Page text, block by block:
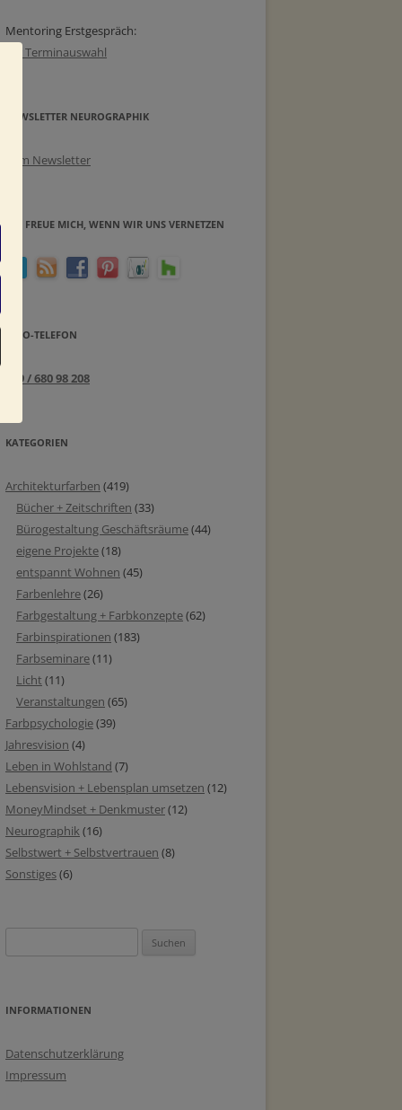
Mentoring Erstgespräch:
zur Terminauswahl
NEWSLETTER NEUROGRAPHIK
Zum Newsletter
ICH FREUE MICH, WENN WIR UNS VERNETZEN
INFO-TELEFON
089 / 680 98 208
KATEGORIEN
Architekturfarben (419)
Bücher + Zeitschriften (33)
Bürogestaltung Geschäftsräume(44)
eigene Projekte(18)
entspannt Wohnen (45)
Farbenlehre(26)
Farbgestaltung + Farbkonzepte(62)
Farbinspirationen (183)
Farbseminare(11)
Licht (11)
Veranstaltungen (65)
Farbpsychologie(39)
Jahresvision (4)
Leben in Wohlstand (7)
Lebensvision + Lebensplan umsetzen (12)
MoneyMindset + Denkmuster(12)
Neurographik(16)
Selbstwert + Selbstvertrauen (8)
Sonstiges(6)
nach:
INFORMATIONEN
Datenschutzerklärung
Impressum